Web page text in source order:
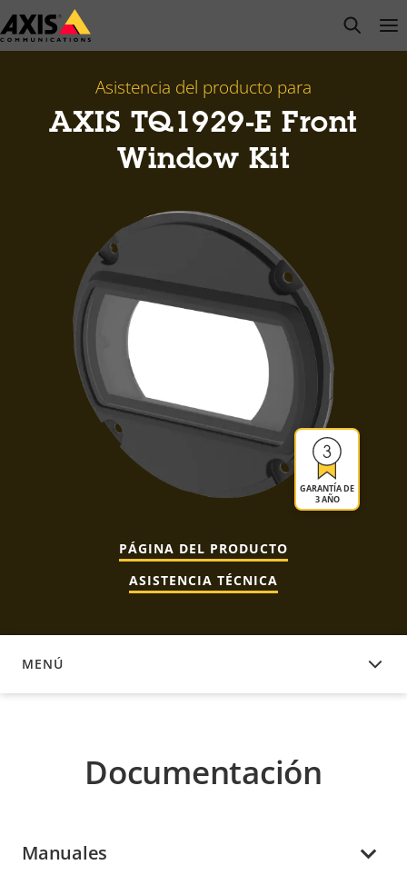
Saltar
al
open
Asistencia del producto para
AXIS TQ1929-E Front
Window Kit
GARANTÍA DE
3 AÑO
PÁGINA DEL PRODUCTO
ASISTENCIA TÉCNICA
MENÚ
DOCUMENTACIÓN
Documentación
Manuales